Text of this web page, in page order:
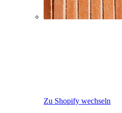
Zu Shopify wechseln